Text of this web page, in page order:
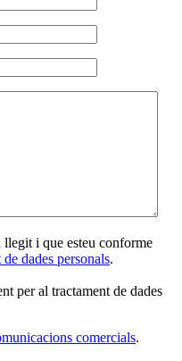
llegit i que esteu conforme
de dades personals.
per al tractament de dades
comercials.